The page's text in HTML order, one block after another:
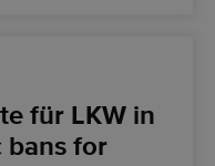
für LKW in
bans for